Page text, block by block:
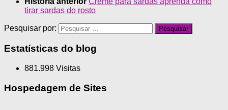
tirar sardas do rosto
Pesquisar por:
Estatísticas do blog
881.998 Visitas
Hospedagem de Sites